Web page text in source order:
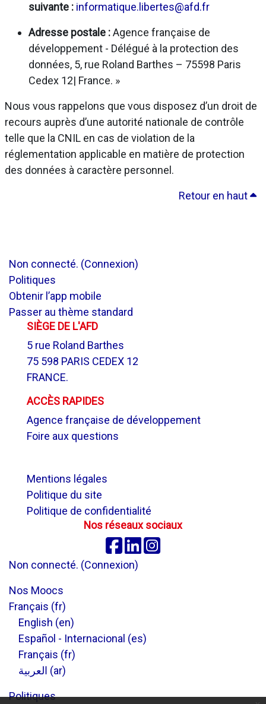
suivante : informatique.libertes@afd.fr
Adresse postale :Agence française de
développement - Délégué à la protection des
données, 5, rue Roland Barthes – 75598 Paris
Cedex 12| France. »
Nous vous rappelons que vous disposez d’un droit de
recours auprès d’une autorité nationale de contrôle
telle que la CNIL en cas de violation de la
réglementation applicable en matière de protection
des données à caractère personnel.
Retour en haut
Non connecté. (Connexion)
Politiques
Obtenir l’app mobile
Passer au thème standard
SIÈGE DE L'AFD
5 rue Roland Barthes
75 598 PARIS CEDEX 12
FRANCE.
ACCÈS RAPIDES
Agence française de développement
Foire aux questions
Mentions légales
Politique du site
Politique de confidentialité
Nos réseaux sociaux
Facebook
Linkedin
Non connecté. (Connexion)
Nos Moocs
Français ‎(fr)‎
English ‎(en)‎
Español - Internacional ‎(es)‎
Français ‎(fr)‎
العربية ‎(ar)‎
Politiques